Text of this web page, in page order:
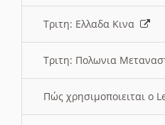
Τριτη: Ελλαδα Κινα
Τριτη: Πολωνια
Πώς χρησιμοποιειται ο